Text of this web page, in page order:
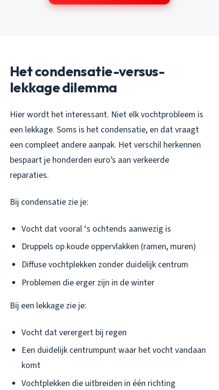
Het condensatie-versus-
lekkage dilemma
Hier wordt het interessant. Niet elk vochtprobleem is
een lekkage. Soms is het condensatie, en dat vraagt
een compleet andere aanpak. Het verschil herkennen
bespaart je honderden euro’s aan verkeerde
reparaties.
Bij condensatie zie je:
Vocht dat vooral ‘s ochtends aanwezig is
Druppels op koude oppervlakken (ramen, muren)
Diffuse vochtplekken zonder duidelijk centrum
Problemen die erger zijn in de winter
Bij een lekkage zie je:
Vocht dat verergert bij regen
Een duidelijk centrumpunt waar het vocht vandaan
komt
Vochtplekken die uitbreiden in één richting